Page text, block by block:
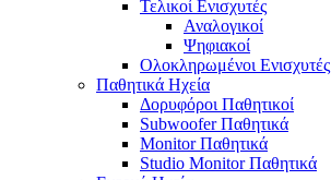
Τελικοί Ενισχυτές
Αναλογικοί
Ψηφιακοί
Ολοκληρωμένοι Ενισχυτές
Παθητικά Ηχεία
Δορυφόροι Παθητικοί
Subwoofer Παθητικά
Monitor Παθητικά
Studio Monitor Παθητικά